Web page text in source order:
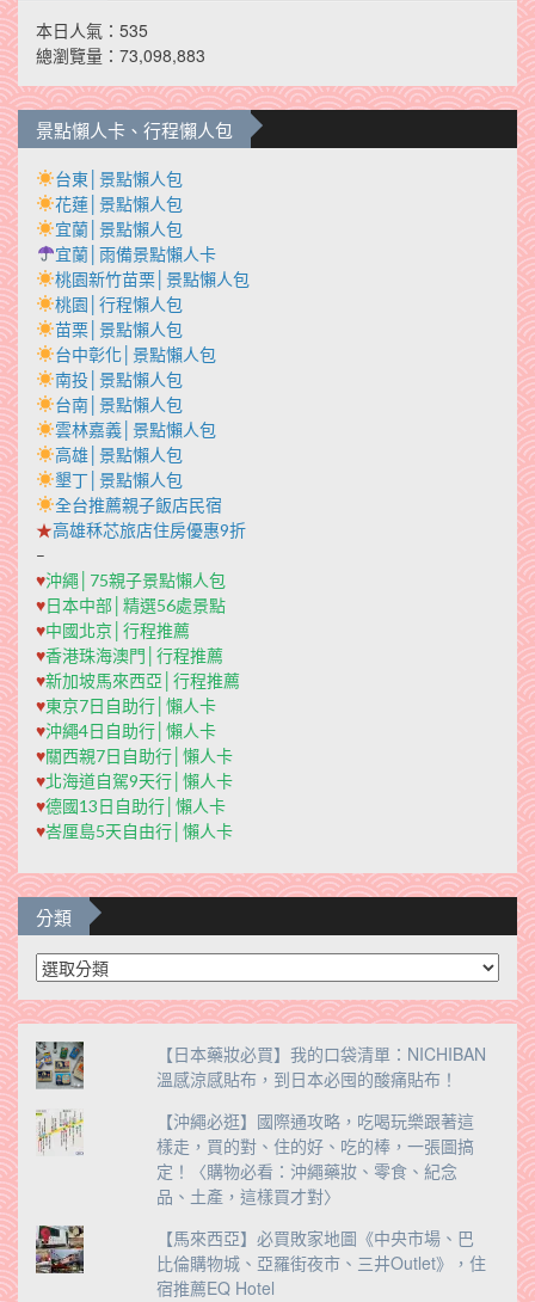
本日人氣：535
總瀏覽量：73,098,883
景點懶人卡、行程懶人包
台東│景點懶人包
花蓮│景點懶人包
宜蘭│景點懶人包
宜蘭│雨備景點懶人卡
桃園新竹苗栗│景點懶人包
桃園│行程懶人包
苗栗│景點懶人包
台中彰化│景點懶人包
南投│景點懶人包
台南│景點懶人包
雲林嘉義│景點懶人包
高雄│景點懶人包
墾丁│景點懶人包
全台推薦親子飯店民宿
★高雄秝芯旅店住房優惠9折
–
♥沖繩│75親子景點懶人包
♥日本中部│精選56處景點
♥中國北京│行程推薦
♥香港珠海澳門│行程推薦
♥新加坡馬來西亞│行程推薦
♥東京7日自助行│懶人卡
♥沖繩4日自助行│懶人卡
♥關西親7日自助行│懶人卡
♥北海道自駕9天行│懶人卡
♥德國13日自助行│懶人卡
♥峇厘島5天自由行│懶人卡
分類
分
類
【日本藥妝必買】我的口袋清單：NICHIBAN
溫感涼感貼布，到日本必囤的酸痛貼布！
【沖繩必逛】國際通攻略，吃喝玩樂跟著這
樣走，買的對、住的好、吃的棒，一張圖搞
定！〈購物必看：沖繩藥妝、零食、紀念
品、土產，這樣買才對〉
【馬來西亞】必買敗家地圖《中央市場、巴
比倫購物城、亞羅街夜市、三井Outlet》，住
宿推薦EQ Hotel